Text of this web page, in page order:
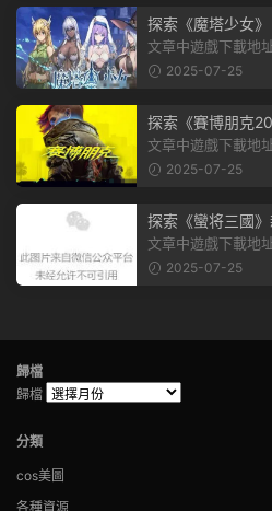
探索《魔塔少女
棋，戰鬥與策略
文章中遊戲下載地址如下: “這樣一來
2025-07-25
探索《賽博朋克
市，感受未來世
文章中遊戲下載地址如下: 嘿，看這
有個圖片，點一下
2025-07-25
探索《蠻将三國
赴手遊盛宴！
文章中遊戲下載地址如下: 輕輕一點
文。 滑動一下屏
2025-07-25
歸檔
歸檔
分類
cos美圖
各種資源